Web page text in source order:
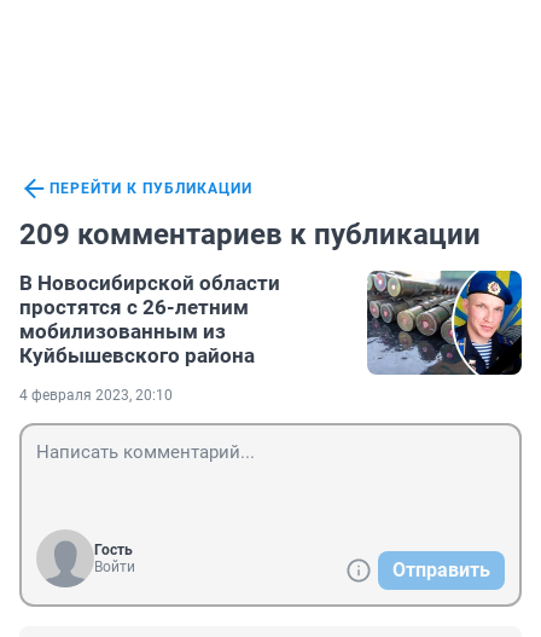
ПЕРЕЙТИ К ПУБЛИКАЦИИ
209 комментариев к публикации
В Новосибирской области
простятся с 26-летним
мобилизованным из
Куйбышевского района
4 февраля 2023, 20:10
Гость
Войти
Отправить